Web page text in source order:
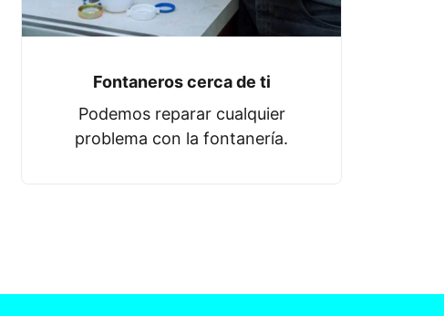
Fontaneros cerca de ti
Podemos reparar cualquier
problema con la fontanería.